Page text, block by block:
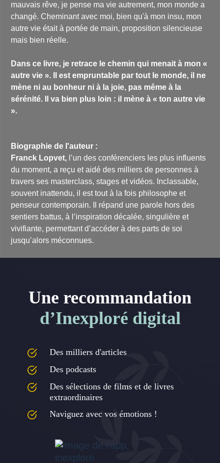
mauvais rêve, je pense ma vie autrement, mon monde a
changé. Cheminant avec moi, bien qu'à mon insu, mon
autre vie était à portée de main, proposition silencieuse
mais bien réelle.
Dans ce livre, je retrace le chemin qui menait à mon «
autre vie ». Il est empruntable par tout le monde, il ne
mène ni au bonheur ni à la joie, pas même à la
sérénité. Il va bien plus loin : il mène à « ton autre vie
».
Biographie de l'auteur :
Franck Lopvet, l’un des conférenciers les plus influents
du moment, a reçu et aidé des milliers de personnes à
travers ses masterclass, stages et vidéos. Inclassable,
souvent inattendu, il est tout à la fois philosophe et
penseur contemporain. Il répand une parole hors des
sentiers battus, à l’inspiration décalée, singulière et
vivifiante, permettant d’accéder à des parts de soi
jusqu’alors méconnues.
Une recommandation
d’Inexploré digital
Des milliers d'articles
Des podcasts
Des sélections de films et de livres
extraordinaires
Naviguez avec vos émotions !